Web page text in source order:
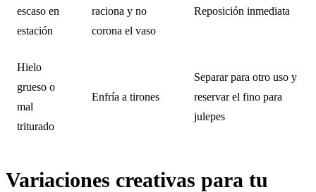
escaso en
estación
raciona y no
corona el vaso
Reposición inmediata
Hielo
grueso o
mal
triturado
Enfría a tirones
Separar para otro uso y
reservar el fino para
julepes
Variaciones creativas para tu